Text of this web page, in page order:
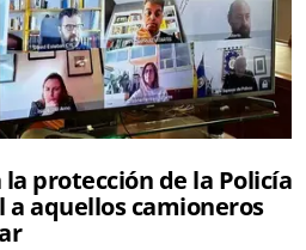
protección de la Policía
a aquellos camioneros